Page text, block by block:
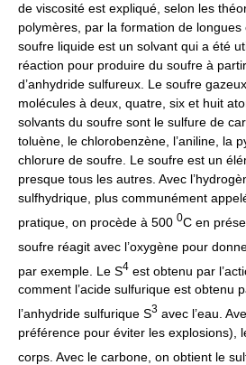
de viscosité est expliqué, selon les
polymères, par la formation de
soufre liquide est un solvant qui a été
réaction pour produire du soufre à
d’anhydride sulfureux. Le soufre
molécules à deux, quatre, six et huit
solvants du soufre sont le sulfure de
toluène, le chlorobenzène, l’aniline, la
chlorure de soufre. Le soufre est un
presque tous les autres. Avec
sulfhydrique, plus communément
pratique, on procède à 500 0C en
soufre réagit avec l’oxygène pour
par exemple. Le S4 est obtenu par
comment l’acide sulfurique est obtenu
l’anhydride sulfurique S3 avec l’eau.
préférence pour éviter les explosions),
corps. Avec le carbone, on obtient le